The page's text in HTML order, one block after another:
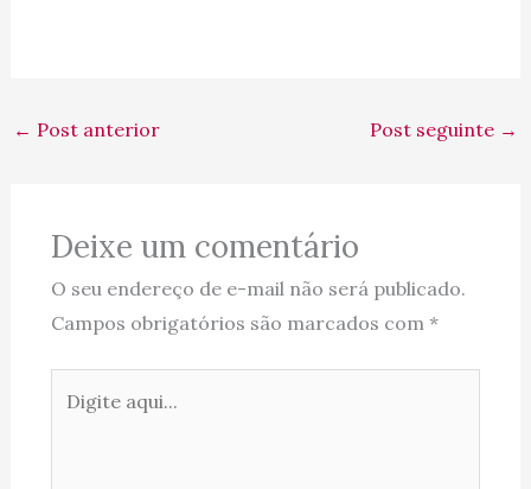
← Post anterior Post seguinte →
Deixe um comentário
O seu endereço de e-mail não será publicado.
Campos obrigatórios são marcados com *
aqui...